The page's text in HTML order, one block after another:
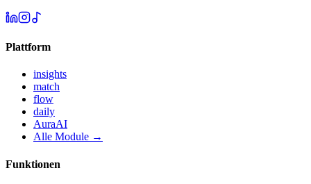
Plattform
insights
match
flow
daily
AuraAI
Alle Module →
Funktionen